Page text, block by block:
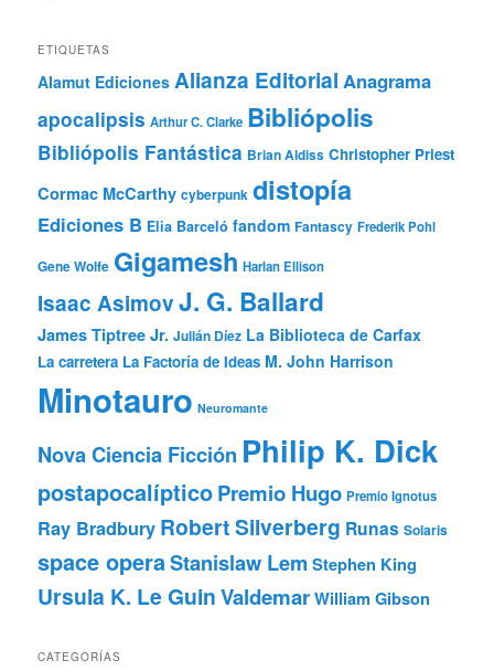
ETIQUETAS
Alamut Ediciones Alianza Editorial Anagrama
apocalipsis Arthur C. Clarke Bibliópolis
Bibliópolis Fantástica Brian Aldiss Christopher Priest
Cormac McCarthy cyberpunk distopía
Ediciones B Elia Barceló fandom Fantascy Frederik Pohl
Gene Wolfe Gigamesh Harlan Ellison
Isaac AsimovJ. G. Ballard
James Tiptree Jr. Julián Díez La Biblioteca de Carfax
La carretera La Factoría de Ideas M. John Harrison
Minotauro Neuromante
Nova Ciencia Ficción Philip K. Dick
postapocalípticoPremio Hugo Premio Ignotus
Ray Bradbury Robert Silverberg Runas Solaris
space operaStanislaw Lem Stephen King
Ursula K. Le GuinValdemarWilliam Gibson
CATEGORÍAS